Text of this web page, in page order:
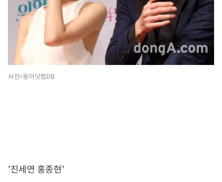
사진=동아닷컴DB
'진세연 홍종현'